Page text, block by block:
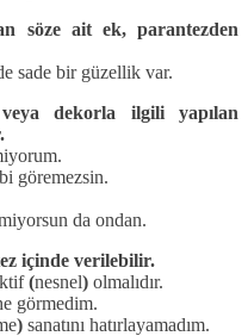
söze ait ek, parantezden
sade bir güzellik var.
dekorla ilgili yapılan
göremezsin.
da ondan.
içinde verilebilir.
(nesnel) olmalıdır.
görmedim.
) sanatını hatırlayamadım.